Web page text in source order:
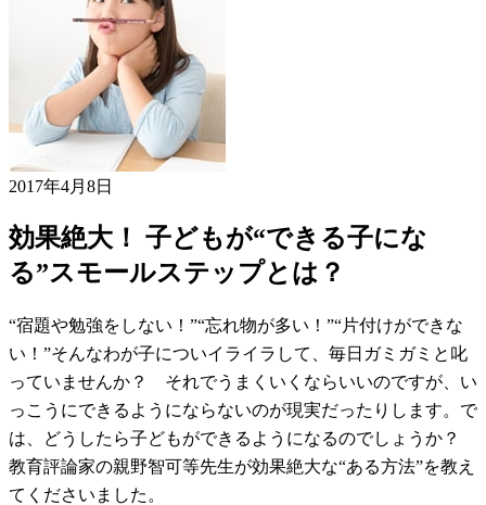
2017年4月8日
効果絶大！ 子どもが“できる子にな
る”スモールステップとは？
“宿題や勉強をしない！”“忘れ物が多い！”“片付けができな
い！”そんなわが子についイライラして、毎日ガミガミと叱
っていませんか？ それでうまくいくならいいのですが、い
っこうにできるようにならないのが現実だったりします。で
は、どうしたら子どもができるようになるのでしょうか？
教育評論家の親野智可等先生が効果絶大な“ある方法”を教え
てくださいました。